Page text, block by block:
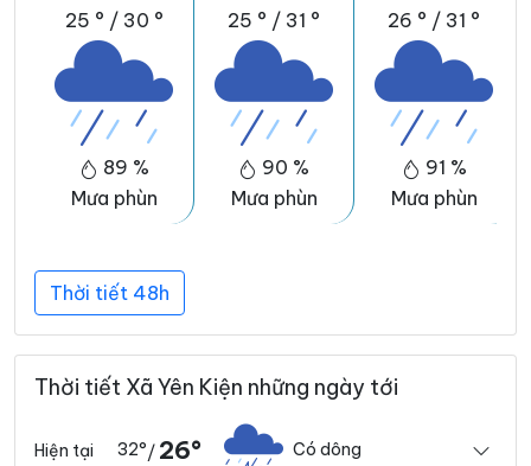
25 ° / 30 °
89 %
Mưa phùn
25 ° / 31 °
90 %
Mưa phùn
26 ° / 31 °
91 %
Mưa phùn
Thời tiết 48h
Thời tiết Xã Yên Kiện những ngày tới
Hiện tại 32°/ 26° Có dông